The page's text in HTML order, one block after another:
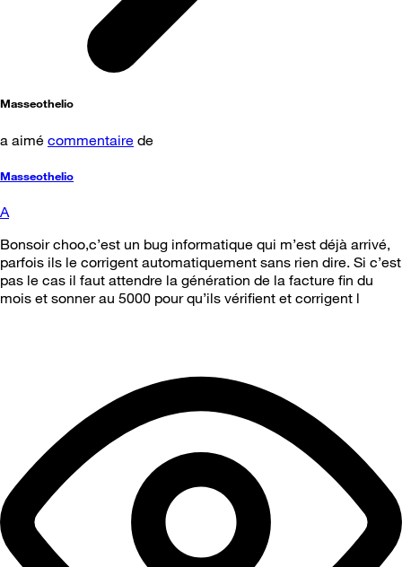
Masseothelio
a aimé commentaire de
Masseothelio
A
Bonsoir choo,c’est un bug informatique qui m’est déjà arrivé,
parfois ils le corrigent automatiquement sans rien dire. Si c’est
pas le cas il faut attendre la génération de la facture fin du
mois et sonner au 5000 pour qu’ils vérifient et corrigent l